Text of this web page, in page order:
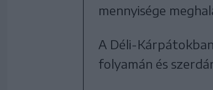
mennyisége
A Déli-
folyamán és